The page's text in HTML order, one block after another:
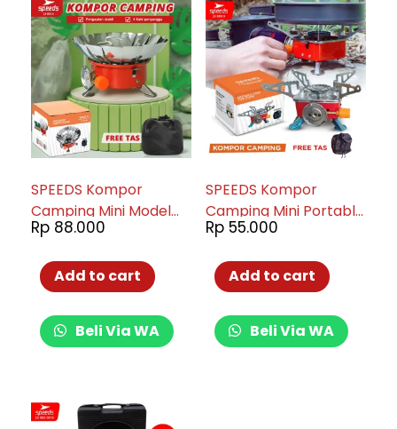
SPEEDS Kompor
Camping Mini Model
Bunga 003-06
Rp 88.000
Add to cart
Beli Via WA
SPEEDS Kompor
Camping Mini Portable
Model Kovar Stove
Rp55.000
Add to cart
Beli Via WA